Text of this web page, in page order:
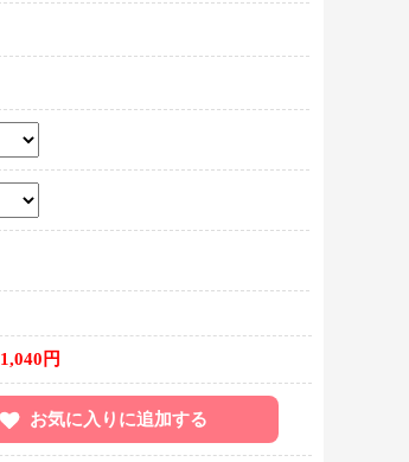
1,040円
お気に入りに追加する